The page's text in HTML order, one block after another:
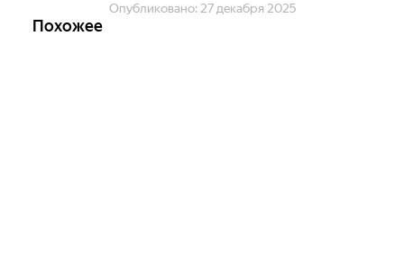
Опубликовано: 27 декабря 2025
Похожее